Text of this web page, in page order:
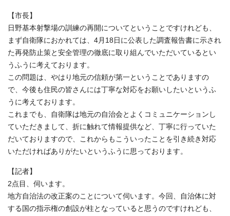
【市長】
日野基本射撃場の訓練の再開についてということですけれども、
まず自衛隊におかれては、4月18日に公表した調査報告書に示され
た再発防止策と安全管理の徹底に取り組んでいただいているとい
うふうに考えております。
この問題は、やはり地元の信頼が第一ということでありますの
で、今後も住民の皆さんには丁寧な対応をお願いしたいというふ
うに考えております。
これまでも、自衛隊は地元の自治会とよくコミュニケーションし
ていただきまして、折に触れて情報提供など、丁寧に行っていた
だいておりますので、これからもこういったことを引き続き対応
いただければありがたいというふうに思っております。
【記者】
2点目、伺います。
地方自治法の改正案のことについて伺います。今回、自治体に対
する国の指示権の創設が柱となっていると思うのですけれども、